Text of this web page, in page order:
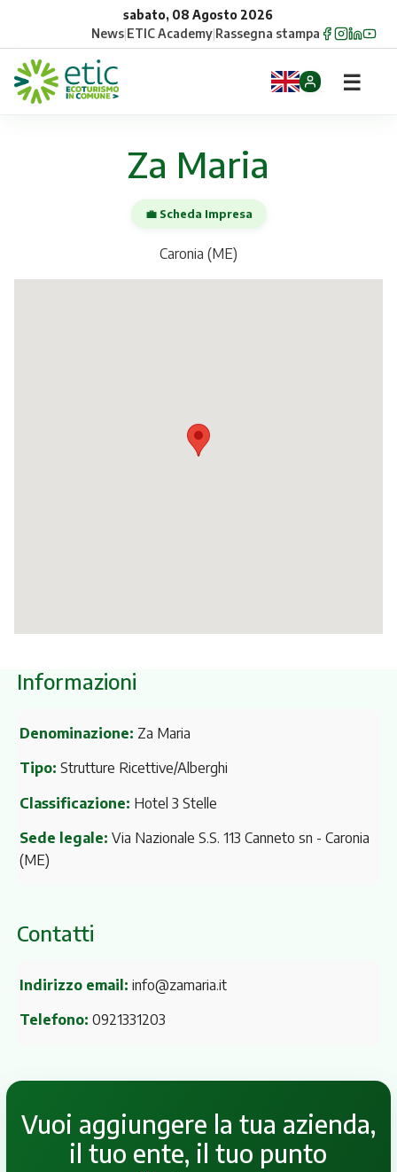
sabato, 08 Agosto 2026
News|ETIC Academy|Rassegna stampa
☰
Za Maria
💼 Scheda Impresa
Caronia (ME)
Informazioni
Denominazione: Za Maria
Tipo: Strutture Ricettive/Alberghi
Classificazione: Hotel 3 Stelle
Sede legale: Via Nazionale S.S. 113 Canneto sn - Caronia
(ME)
Contatti
Indirizzo email: info@zamaria.it
Telefono: 0921331203
Vuoi aggiungere la tua azienda,
il tuo ente, il tuo punto